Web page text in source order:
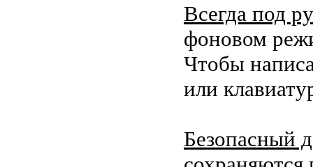
Всегда под
фоновом
Чтобы
или
Безопасный